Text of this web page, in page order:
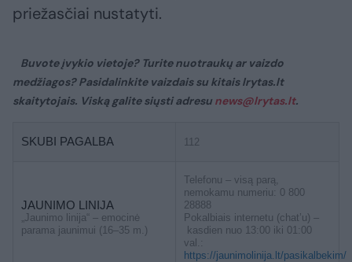
priežasčiai nustatyti.
Buvote įvykio vietoje? Turite nuotraukų ar vaizdo
medžiagos? Pasidalinkite vaizdais su kitais lrytas.lt
skaitytojais. Viską galite siųsti adresu news@lrytas.lt.
SKUBI PAGALBA 112
JAUNIMO LINIJA
„Jaunimo linija“ – emocinė
parama jaunimui (16–35 m.)
Telefonu – visą parą,
nemokamu numeriu: 0 800
28888
Pokalbiais internetu (chat’u) –
kasdien nuo 13:00 iki 01:00
val.:
https://jaunimolinija.lt/pasikalbekim/